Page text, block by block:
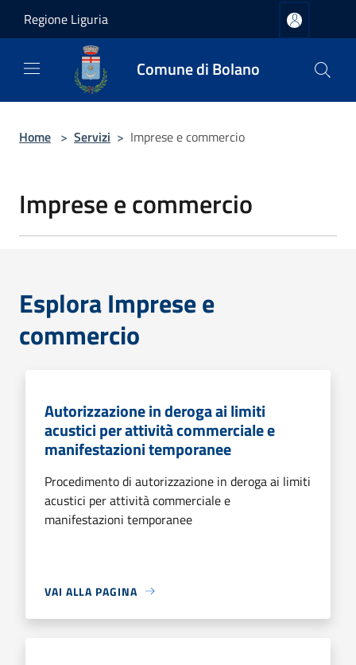
Regione Liguria
Comune di Bolano
Home > Servizi > Imprese e commercio
Imprese e commercio
Esplora Imprese e
commercio
Autorizzazione in deroga ai limiti
acustici per attività commerciale e
manifestazioni temporanee
Procedimento di autorizzazione in deroga ai limiti
acustici per attività commerciale e
manifestazioni temporanee
VAI ALLA PAGINA